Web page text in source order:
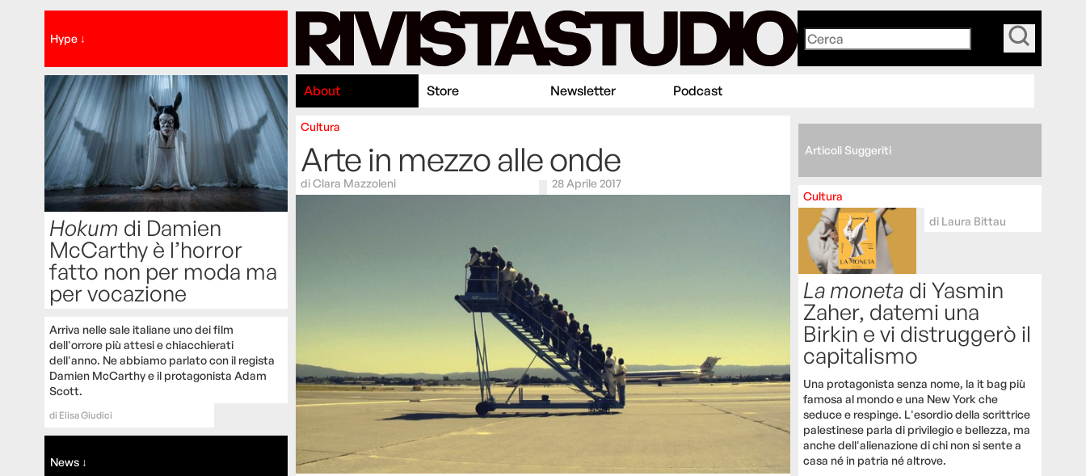
Hype ↓
Hokum di Damien
McCarthy è l’horror
fatto non per moda ma
per vocazione
Arriva nelle sale italiane uno dei film
dell'orrore più attesi e chiacchierati
dell'anno. Ne abbiamo parlato con il regista
Damien McCarthy e il protagonista Adam
Scott.
di Elisa Giudici
News ↓
About Store Newsletter Podcast
Cultura
Arte in mezzo alle onde
diClara Mazzoleni 28 Aprile 2017
Articoli Suggeriti
Cultura
di Laura Bittau
La moneta di Yasmin
Zaher, datemi una
Birkin e vi distruggerò il
capitalismo
Una protagonista senza nome, la it bag più
famosa al mondo e una New York che
seduce e respinge. L'esordio della scrittrice
palestinese parla di privilegio e bellezza, ma
anche dell'alienazione di chi non si sente a
casa né in patria né altrove.